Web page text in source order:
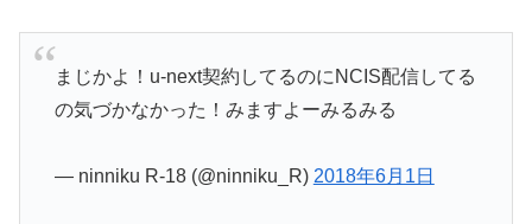
まじかよ！u-next契約してるのにNCIS配信してる
の気づかなかった！みますよーみるみる
— ninniku R-18 (@ninniku_R) 2018年6月1日